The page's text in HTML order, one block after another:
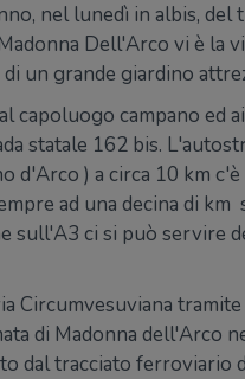
nel lunedì in albis,
Dell'Arco vi è la
un grande giardino
capoluogo campano ed
statale 162 bis.
d'Arco ) a circa 10 km
ad una decina di
sull'A3 ci si può servire
Circumvesuviana tramite
di Madonna dell'Arco
dal tracciato ferroviario